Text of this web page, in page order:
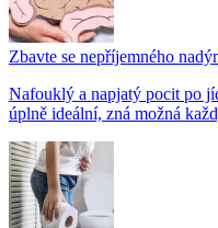
Zbavte se nepříjemného
Nafouklý a napjatý pocit po
úplně ideální, zná možná